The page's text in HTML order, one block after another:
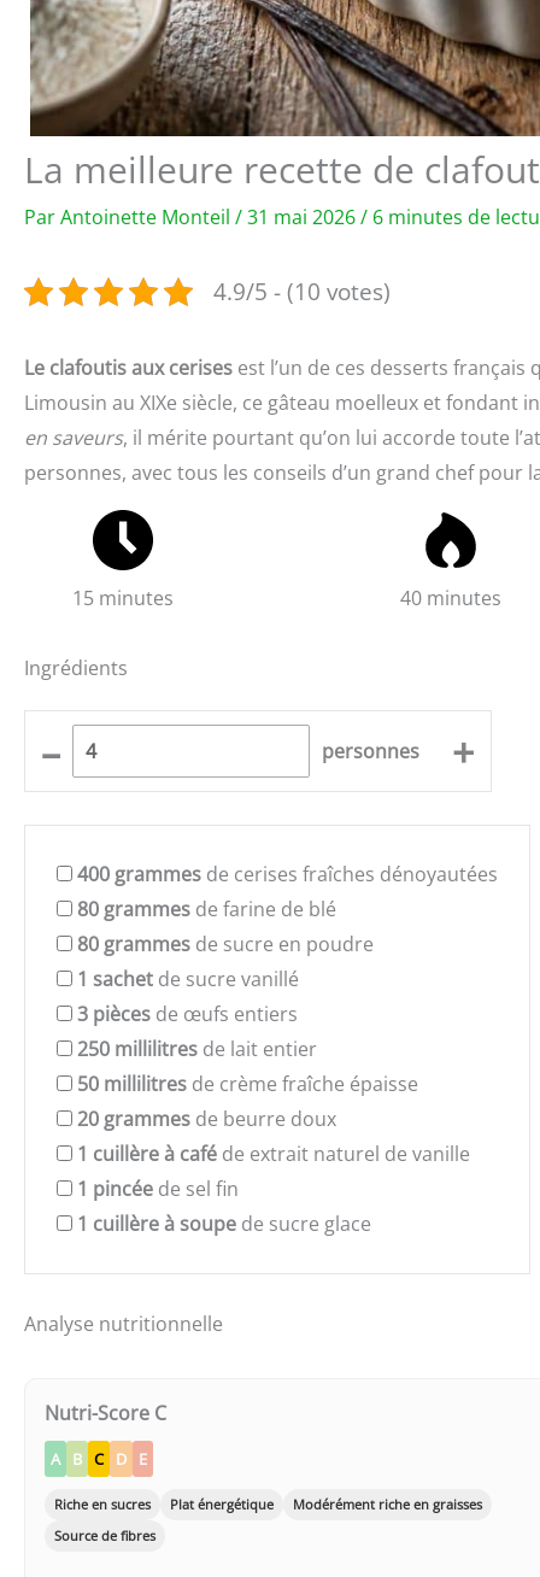
La meilleure recette de
ParAntoinette Monteil /31 mai 2026/ 6 minutes de
4.9/5 - (10 votes)
Le clafoutis aux cerises est l’un de ces desserts
Limousin au XIXe siècle, ce gâteau moelleux et fondant
en saveurs, il mérite pourtant qu’on lui accorde toute
personnes, avec tous les conseils d’un grand chef pour
15 minutes 40 minutes
Ingrédients
– personnes +
400 grammes de cerises fraîches dénoyautées
80 grammes de farine de blé
80 grammes de sucre en poudre
1 sachet de sucre vanillé
3 pièces de œufs entiers
250 millilitres de lait entier
50 millilitres de crème fraîche épaisse
20 grammes de beurre doux
1 cuillère à café de extrait naturel de vanille
1 pincée de sel fin
1 cuillère à soupe de sucre glace
Analyse nutritionnelle
Nutri-Score C
A B C D E
Riche en sucres Plat énergétique
Modérément riche en graisses
Source de fibres